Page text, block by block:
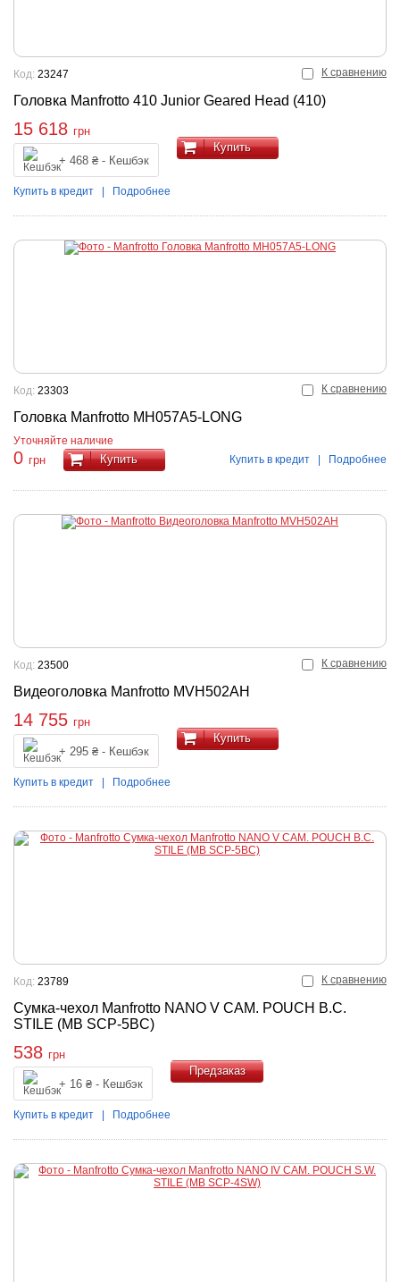
К сравнению
Головка Manfrotto 410 Junior Geared Head (410)
Код: 23247
15 618 грн
+ 468 ₴ - Кешбэк
Купить
Купить в кредит Подробнее
К сравнению
Головка Manfrotto MH057A5-LONG
Код: 23303
Уточняйте наличие
0 грн Купить Купить в кредит | Подробнее
К сравнению
Видеоголовка Manfrotto MVH502AH
Код: 23500
14 755 грн
+ 295 ₴ - Кешбэк
Купить
Купить в кредит Подробнее
К сравнению
Сумка-чехол Manfrotto NANO V CAM. POUCH B.C.
STILE (MB SCP-5BC)
Код: 23789
538 грн
+ 16 ₴ - Кешбэк
Купить в кредит Подробнее